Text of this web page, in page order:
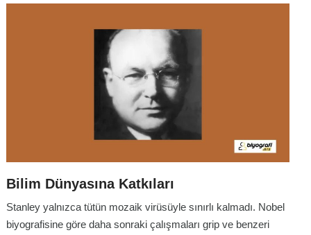
Bilim Dünyasına Katkıları
Stanley yalnızca tütün mozaik virüsüyle sınırlı kalmadı. Nobel
biyografisine göre daha sonraki çalışmaları grip ve benzeri